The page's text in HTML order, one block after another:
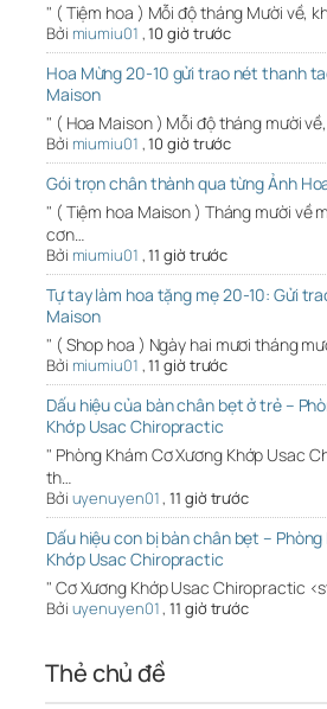
" ( Tiệm hoa ) Mỗi độ tháng Mười về,
Bởi miumiu01 ,10 giờ trước
Hoa Mừng 20-10 gửi trao nét thanh
Maison
" ( Hoa Maison ) Mỗi độ tháng mười
Bởi miumiu01 ,10 giờ trước
Gói trọn chân thành qua từng Ảnh
" ( Tiệm hoa Maison ) Tháng mười về
cơn…
Bởi miumiu01 ,11 giờ trước
Tự tay làm hoa tặng mẹ 20-10: Gửi
Maison
" ( Shop hoa ) Ngày hai mươi tháng
Bởi miumiu01 ,11 giờ trước
Dấu hiệu của bàn chân bẹt ở trẻ –
Khớp Usac Chiropractic
" Phòng Khám Cơ Xương Khớp Usac
th…
Bởi uyenuyen01,11 giờ trước
Dấu hiệu con bị bàn chân bẹt –
Khớp Usac Chiropractic
" Cơ Xương Khớp Usac Chiropractic
Bởi uyenuyen01,11 giờ trước
Thẻ chủ đề